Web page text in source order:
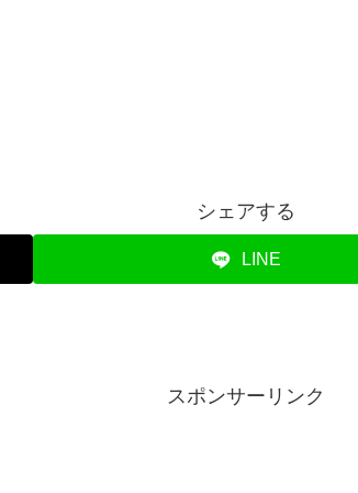
シェアする
LINE
スポンサーリンク